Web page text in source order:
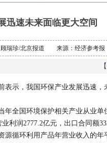
迅速未来面临更大空间
瑞珍/北京报道 来源：经济参考报
示，我国环保产业发展迅速，
全国环境保护相关产业从业单
利润2777.2亿元，出口合同额
源循环利用产品年营业收入的年